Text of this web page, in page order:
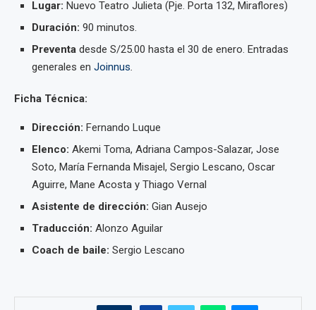
Lugar: Nuevo Teatro Julieta (Pje. Porta 132, Miraflores)
Duración: 90 minutos.
Preventa desde S/25.00 hasta el 30 de enero. Entradas
generales en Joinnus.
Ficha Técnica:
Dirección: Fernando Luque
Elenco: Akemi Toma, Adriana Campos-Salazar, Jose
Soto, María Fernanda Misajel, Sergio Lescano, Oscar
Aguirre, Mane Acosta y Thiago Vernal
Asistente de dirección: Gian Ausejo
Traducción: Alonzo Aguilar
Coach de baile: Sergio Lescano